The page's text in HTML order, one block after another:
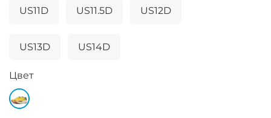
US11D US11.5D US12D
US13D US14D
Цвет